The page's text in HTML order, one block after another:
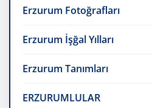
Erzurum Fotoğrafları
Erzurum İşğal Yılları
Erzurum Tanımları
ERZURUMLULAR